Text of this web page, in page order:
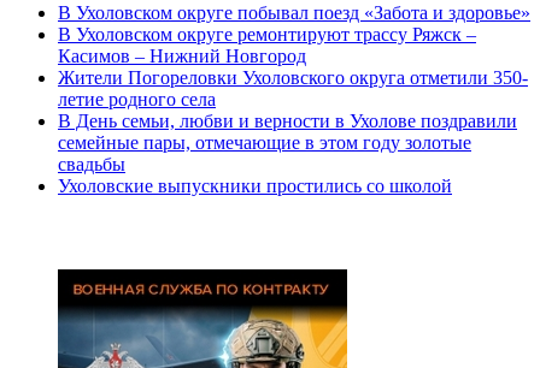
В Ухоловском округе побывал поезд «Забота и здоровье»
В Ухоловском округе ремонтируют трассу Ряжск –
Касимов – Нижний Новгород
Жители Погореловки Ухоловского округа отметили 350-
летие родного села
В День семьи, любви и верности в Ухолове поздравили
семейные пары, отмечающие в этом году золотые
свадьбы
Ухоловские выпускники простились со школой